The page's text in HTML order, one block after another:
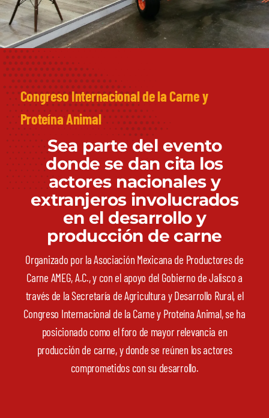
Congreso Internacional de la Carne y
Proteína Animal
Sea parte del evento
donde se dan cita los
actores nacionales y
extranjeros involucrados
en el desarrollo y
producción de carne
Organizado por la Asociación Mexicana de Productores de
Carne AMEG, A.C., y con el apoyo del Gobierno de Jalisco a
través de la Secretaría de Agricultura y Desarrollo Rural, el
Congreso Internacional de la Carne y Proteína Animal, se ha
posicionado como el foro de mayor relevancia en
producción de carne, y donde se reúnen los actores
comprometidos con su desarrollo.